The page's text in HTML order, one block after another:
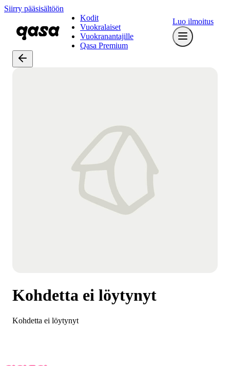
Siirry pääsisältöön
Kodit
Vuokralaiset
Vuokranantajille
Qasa Premium
Luo ilmoitus
Kohdetta ei löytynyt
Kohdetta ei löytynyt